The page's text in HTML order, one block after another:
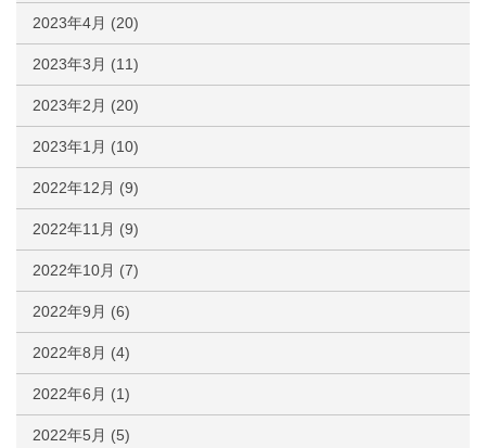
2023年4月 (20)
2023年3月 (11)
2023年2月 (20)
2023年1月 (10)
2022年12月 (9)
2022年11月 (9)
2022年10月 (7)
2022年9月 (6)
2022年8月 (4)
2022年6月 (1)
2022年5月 (5)